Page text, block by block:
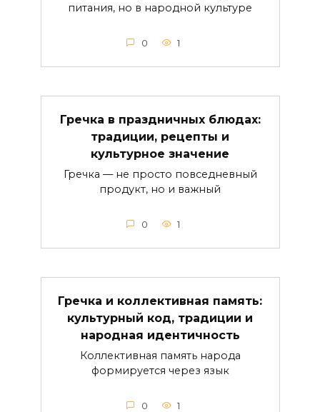
питания, но в народной культуре
0 1
Гречка в праздничных блюдах:
традиции, рецепты и
культурное значение
Гречка — не просто повседневный
продукт, но и важный
0 1
Гречка и коллективная память:
культурный код, традиции и
народная идентичность
Коллективная память народа
формируется через язык
0 1